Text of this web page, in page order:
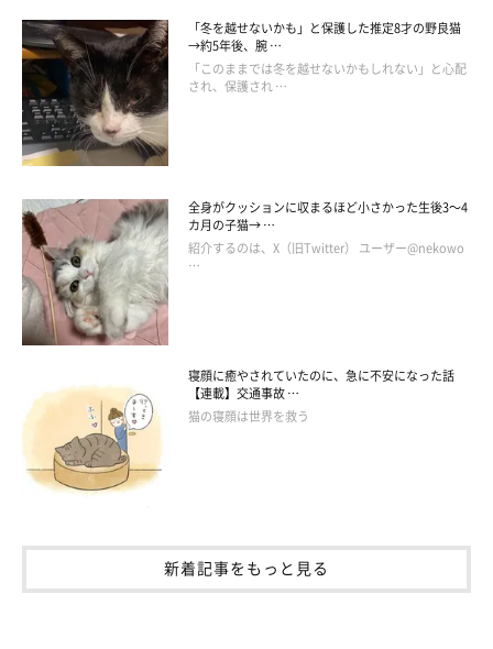
「冬を越せないかも」と保護した推定8才の野良猫
→約5年後、腕 …
「このままでは冬を越せないかもしれない」と心配
され、保護され …
全身がクッションに収まるほど小さかった生後3～4
カ月の子猫→ …
紹介するのは、X（旧Twitter） ユーザー@nekowo
…
寝顔に癒やされていたのに、急に不安になった話
【連載】交通事故 …
猫の寝顔は世界を救う
新着記事をもっと見る